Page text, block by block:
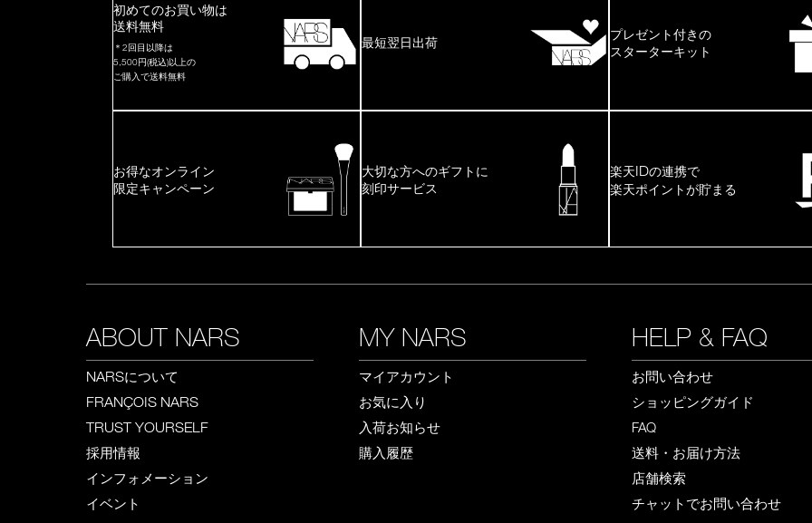
初めてのお買い物は
送料無料
＊2回目以降は
5,500円(税込)以上の
ご購入で送料無料
最短翌日出荷
プレゼント付きの
スターターキット
お得なオンライン
限定キャンペーン
大切な方へのギフトに
刻印サービス
楽天IDの連携で
楽天ポイントが貯まる
ABOUT NARS
NARSについて
FRANÇOIS NARS
TRUST YOURSELF
採用情報
インフォメーション
イベント
MY NARS
マイアカウント
お気に入り
入荷お知らせ
購入履歴
HELP & FAQ
お問い合わせ
ショッピングガイド
FAQ
送料・お届け方法
店舗検索
チャットでお問い合わせ